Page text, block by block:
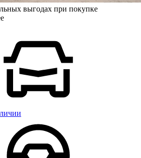
выгодах при покупке